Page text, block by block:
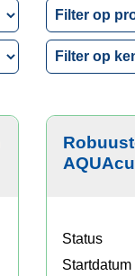
Filter
op
programma
Filter
op
Status
Startdatum